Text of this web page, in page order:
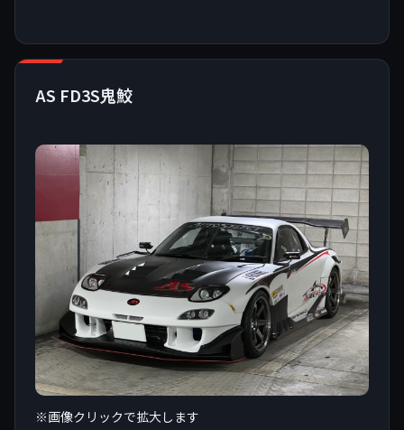
AS FD3S鬼鮫
※画像クリックで拡大します